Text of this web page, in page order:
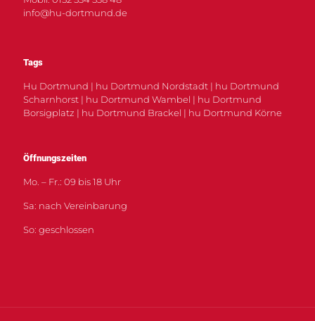
info@hu-dortmund.de
Tags
Hu Dortmund | hu Dortmund Nordstadt | hu Dortmund
Scharnhorst | hu Dortmund Wambel | hu Dortmund
Borsigplatz | hu Dortmund Brackel | hu Dortmund Körne
Öffnungszeiten
Mo. – Fr.: 09 bis 18 Uhr
Sa: nach Vereinbarung
So: geschlossen